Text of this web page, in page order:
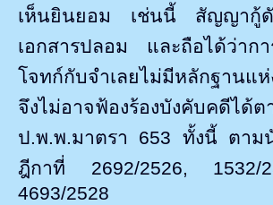
เห็นยินยอม เช่นนี้ สัญญากู้ดั
เอกสารปลอม และถือได้ว่ากา
โจทก์กับจำเลยไม่มีหลักฐานแห่
จึงไม่อาจฟ้องร้องบังคับคดีได้ต
ป.พ.พ.มาตรา 653 ทั้งนี้ ตาม
ฎีกาที่ 2692/2526, 1532/
4693/2528